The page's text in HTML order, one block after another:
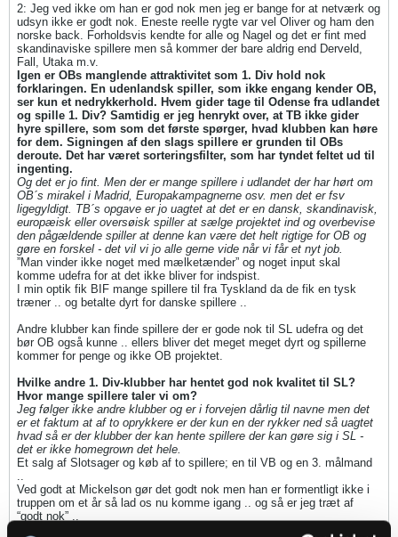
2: Jeg ved ikke om han er god nok men jeg er bange for at netværk og
udsyn ikke er godt nok. Eneste reelle rygte var vel Oliver og ham den
norske back. Forholdsvis kendte for alle og Nagel og det er fint med
skandinaviske spillere men så kommer der bare aldrig end Derveld,
Fall, Utaka m.v.
Igen er OBs manglende attraktivitet som 1. Div hold nok
forklaringen. En udenlandsk spiller, som ikke engang kender OB,
ser kun et nedrykkerhold. Hvem gider tage til Odense fra udlandet
og spille 1. Div? Samtidig er jeg henrykt over, at TB ikke gider
hyre spillere, som som det første spørger, hvad klubben kan høre
for dem. Signingen af den slags spillere er grunden til OBs
deroute. Det har været sorteringsfilter, som har tyndet feltet ud til
ingenting.
Og det er jo fint. Men der er mange spillere i udlandet der har hørt om
OB´s mirakel i Madrid, Europakampagnerne osv. men det er fsv
ligegyldigt. TB´s opgave er jo uagtet at det er en dansk, skandinavisk,
europæisk eller oversøisk spiller at sælge projektet ind og overbevise
den pågældende spiller at denne kan være det helt rigtige for OB og
gøre en forskel - det vil vi jo alle gerne vide når vi får et nyt job.
”Man vinder ikke noget med mælketænder” og noget input skal
komme udefra for at det ikke bliver for indspist.
I min optik fik BIF mange spillere til fra Tyskland da de fik en tysk
træner .. og betalte dyrt for danske spillere ..
Andre klubber kan finde spillere der er gode nok til SL udefra og det
bør OB også kunne .. ellers bliver det meget meget dyrt og spillerne
kommer for penge og ikke OB projektet.
Hvilke andre 1. Div-klubber har hentet god nok kvalitet til SL?
Hvor mange spillere taler vi om?
Jeg følger ikke andre klubber og er i forvejen dårlig til navne men det
er et faktum at af to oprykkere er der kun en der rykker ned så uagtet
hvad så er der klubber der kan hente spillere der kan gøre sig i SL -
det er ikke homegrown det hele.
Et salg af Slotsager og køb af to spillere; en til VB og en 3. målmand
Ved godt at Mickelson gør det godt nok men han er formentligt ikke i
truppen om et år så lad os nu komme igang .. og så er jeg træt af
“godt nok” ..